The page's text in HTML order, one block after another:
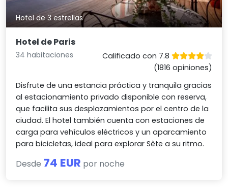
Hotel de 3 estrellas
Hotel de Paris
34 habitaciones
Calificado con 7.8
(1816 opiniones)
Disfrute de una estancia práctica y tranquila gracias
al estacionamiento privado disponible con reserva,
que facilita sus desplazamientos por el centro de la
ciudad. El hotel también cuenta con estaciones de
carga para vehículos eléctricos y un aparcamiento
para bicicletas, ideal para explorar Sète a su ritmo.
Desde 74 EUR por noche